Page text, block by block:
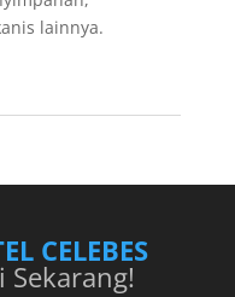
lainnya.
CELEBES
Sekarang!